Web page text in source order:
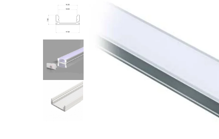
Accesorii iluminat
Lampadare și Veioze LED
Lustre suspendate
Pendul industrial
Sina Magnetica Slim
Iluminat exterior